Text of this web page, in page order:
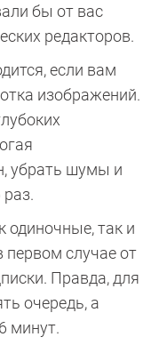
бы от вас
редакторов.
если вам
изображений.
убрать шумы и
одиночные, так и
случае от
Правда, для
очередь, а
минут.